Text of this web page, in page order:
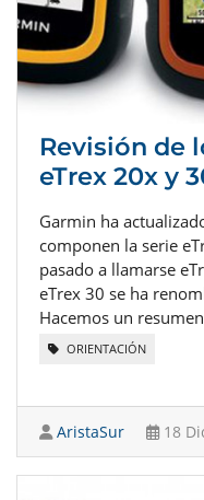
Revisión de
eTrex 20x y
Garmin ha
componen la serie
pasado a llamarse
eTrex 30 se ha
Hacemos un
ORIENTACIÓN
AristaSur 18